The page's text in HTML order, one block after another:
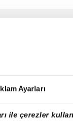
Ayarları
ile çerezler